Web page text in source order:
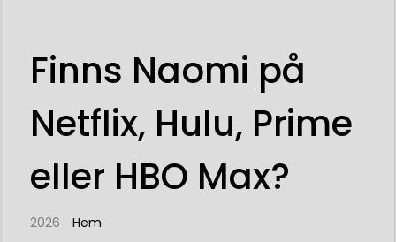
Finns Naomi på
Netflix, Hulu, Prime
eller HBO Max?
2026 Hem